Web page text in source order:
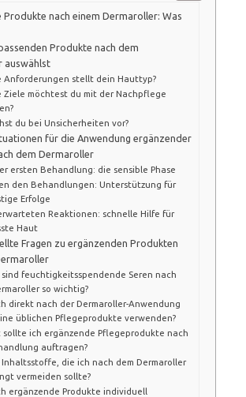
Produkte nach einem Dermaroller: Was
Produkte nach dem
auswählst
Anforderungen stellt dein Hauttyp?
Ziele möchtest du mit der Nachpflege
du bei Unsicherheiten vor?
für die Anwendung ergänzender
dem Dermaroller
ersten Behandlung: die sensible Phase
den Behandlungen: Unterstützung für
Erfolge
Reaktionen: schnelle Hilfe für
Haut
Fragen zu ergänzenden Produkten
sind feuchtigkeitsspendende Seren nach
so wichtig?
direkt nach der Dermaroller-Anwendung
üblichen Pflegeprodukte verwenden?
sollte ich ergänzende Pflegeprodukte nach
auftragen?
Inhaltsstoffe, die ich nach dem Dermaroller
vermeiden sollte?
ergänzende Produkte individuell